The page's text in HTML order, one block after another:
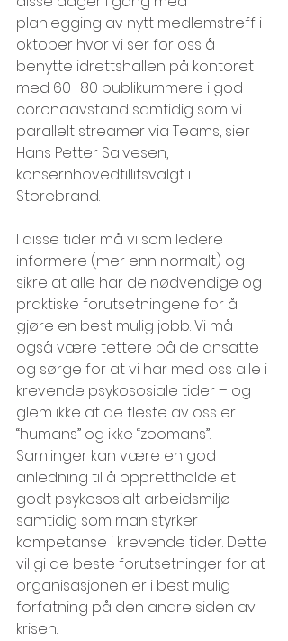
planlegging av nytt medlemstreff i
oktober hvor vi ser for oss å
benytte idrettshallen på kontoret
med 60–80 publikummere i god
coronaavstand samtidig som vi
parallelt streamer via Teams, sier
Hans Petter Salvesen,
konsernhovedtillitsvalgt i
Storebrand.
I disse tider må vi som ledere
informere (mer enn normalt) og
sikre at alle har de nødvendige og
praktiske forutsetningene for å
gjøre en best mulig jobb. Vi må
også være tettere på de ansatte
og sørge for at vi har med oss alle i
krevende psykososiale tider – og
glem ikke at de fleste av oss er
“humans” og ikke “zoomans”.
Samlinger kan være en god
anledning til å opprettholde et
godt psykososialt arbeidsmiljø
samtidig som man styrker
kompetanse i krevende tider. Dette
vil gi de beste forutsetninger for at
organisasjonen er i best mulig
forfatning på den andre siden av
krisen.